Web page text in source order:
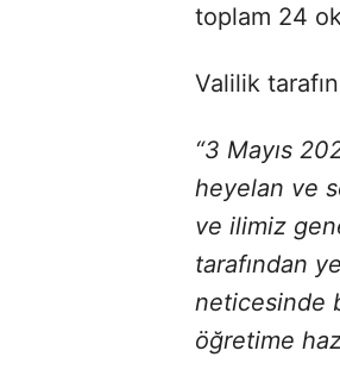
toplam 24
Valilik
“3 Mayıs
heyelan ve
ve ilimiz
tarafından
neticesinde
öğretime